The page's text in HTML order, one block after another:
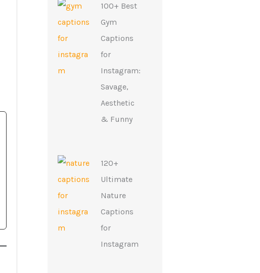
100+ Best
Gym
Captions
for
Instagram:
Savage,
Aesthetic
& Funny
120+
Ultimate
Nature
Captions
for
Instagram